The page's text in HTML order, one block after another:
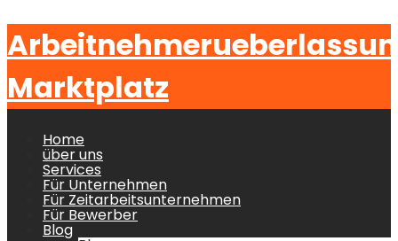
Marktplatz
Home
über uns
Services
Für Unternehmen
Für Zeitarbeitsunternehmen
Für Bewerber
Blog